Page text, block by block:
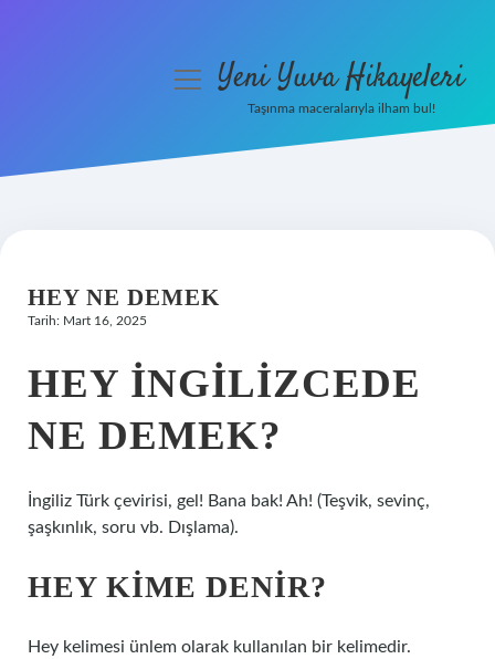
Hakkımızda
menüyüYeni Yuva Hikayeleri
Taşınma maceralarıyla ilham bul!
HEY NE DEMEK
Tarih: Mart 16, 2025
HEY INGILIZCEDE
NE DEMEK?
İngiliz Türk çevirisi, gel! Bana bak! Ah! (Teşvik, sevinç,
şaşkınlık, soru vb. Dışlama).
HEY KIME DENIR?
Hey kelimesi ünlem olarak kullanılan bir kelimedir.